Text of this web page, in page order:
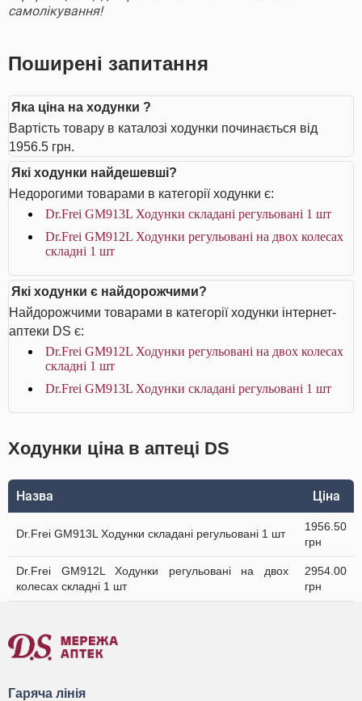
самолікування!
Поширені запитання
Яка ціна на ходунки ?
Вартість товару в каталозі ходунки починається від
1956.5 грн.
Які ходунки найдешевші?
Недорогими товарами в категорії ходунки є:
Dr.Frei GM913L Ходунки складані регульовані 1 шт
Dr.Frei GM912L Ходунки регульовані на двох колесах
складні 1 шт
Які ходунки є найдорожчими?
Найдорожчими товарами в категорії ходунки інтернет-
аптеки DS є:
Dr.Frei GM912L Ходунки регульовані на двох колесах
складні 1 шт
Dr.Frei GM913L Ходунки складані регульовані 1 шт
Ходунки ціна в аптеці DS
Назва Ціна
Dr.Frei GM913L Ходунки складані регульовані 1 шт
1956.50
грн
Dr.Frei GM912L Ходунки регульовані на двох
колесах складні 1 шт
2954.00
грн
Гаряча лінія